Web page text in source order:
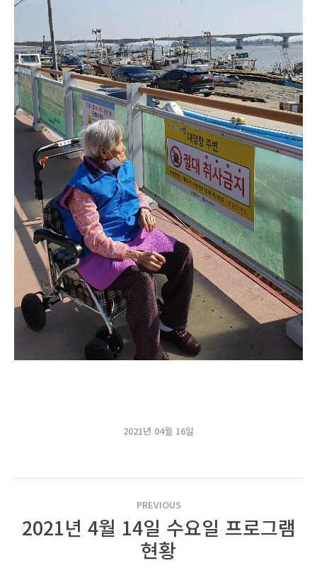
2021년 04월 16일
NAVIGATION
PREVIOUS
Previous
post:
2021년 4월 14일 수요일 프로그램
현황